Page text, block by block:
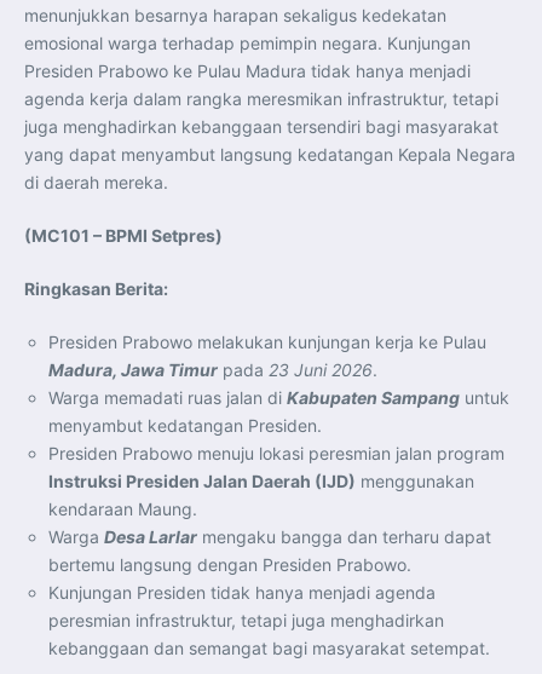
menunjukkan besarnya harapan sekaligus kedekatan
emosional warga terhadap pemimpin negara. Kunjungan
Presiden Prabowo ke Pulau Madura tidak hanya menjadi
agenda kerja dalam rangka meresmikan infrastruktur, tetapi
juga menghadirkan kebanggaan tersendiri bagi masyarakat
yang dapat menyambut langsung kedatangan Kepala Negara
di daerah mereka.
(MC101 – BPMI Setpres)
Ringkasan Berita:
Presiden Prabowo melakukan kunjungan kerja ke Pulau
Madura, Jawa Timur pada 23 Juni 2026.
Warga memadati ruas jalan di Kabupaten Sampang untuk
menyambut kedatangan Presiden.
Presiden Prabowo menuju lokasi peresmian jalan program
Instruksi Presiden Jalan Daerah (IJD) menggunakan
kendaraan Maung.
Warga Desa Larlar mengaku bangga dan terharu dapat
bertemu langsung dengan Presiden Prabowo.
Kunjungan Presiden tidak hanya menjadi agenda
peresmian infrastruktur, tetapi juga menghadirkan
kebanggaan dan semangat bagi masyarakat setempat.